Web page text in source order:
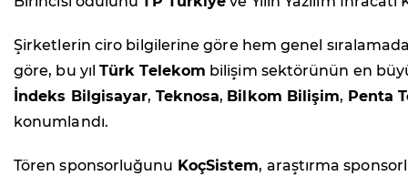
Şirketlerin ciro bilgilerine göre hem genel
göre, bu yılTürk Telekom bilişim sektörünün en
İndeks Bilgisayar, Teknosa, Bilkom Bilişim, Penta
konumlandı.
Tören sponsorluğunu KoçSistem, araştırma